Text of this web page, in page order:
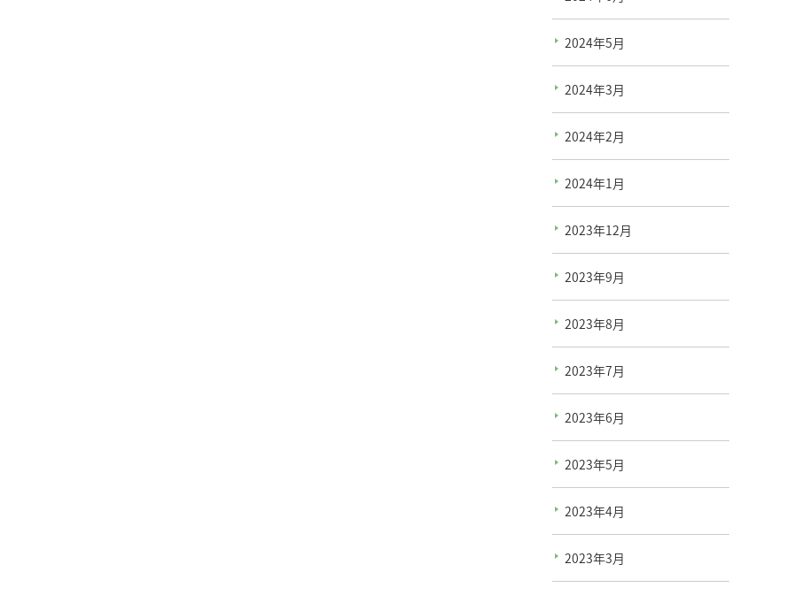
2024年5月
2024年3月
2024年2月
2024年1月
2023年12月
2023年9月
2023年8月
2023年7月
2023年6月
2023年5月
2023年4月
2023年3月